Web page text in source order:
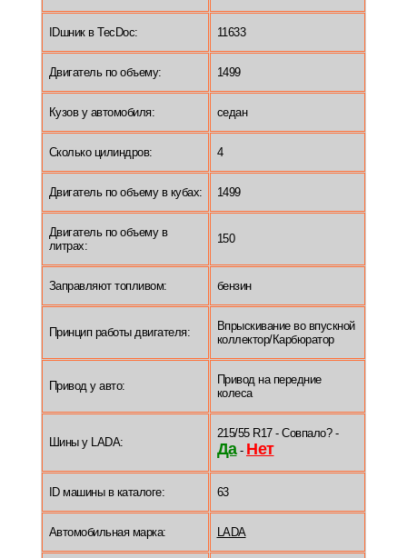
IDшник в TecDoc: 11633
Двигатель по объему: 1499
Кузов у автомобиля: седан
Сколько цилиндров: 4
Двигатель по объему в кубах: 1499
Двигатель по объему в
литрах:
150
Заправляют топливом: бензин
Принцип работы двигателя:
Впрыскивание во впускной
коллектор/Карбюратор
Привод у авто:
Привод на передние
колеса
Шины у LADA:
215/55 R17 - Совпало? -
Да- Нет
ID машины в каталоге: 63
Автомобильная марка: LADA